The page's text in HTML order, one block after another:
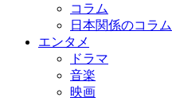
コラム
日本関係のコラム
エンタメ
ドラマ
音楽
映画